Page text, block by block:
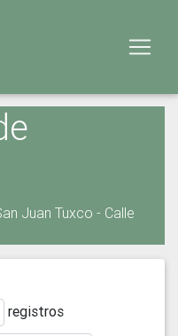
Juan Tuxco - Calle
registros